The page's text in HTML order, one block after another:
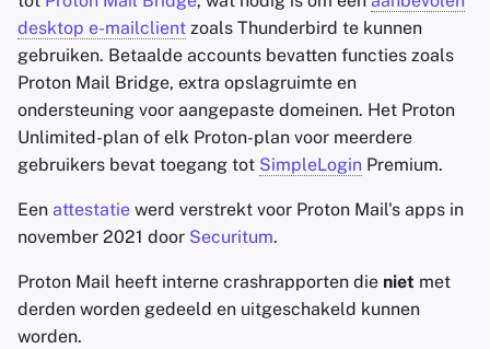
desktop e-mailclient zoals Thunderbird te kunnen
gebruiken. Betaalde accounts bevatten functies zoals
Proton Mail Bridge, extra opslagruimte en
ondersteuning voor aangepaste domeinen. Het Proton
Unlimited-plan of elk Proton-plan voor meerdere
gebruikers bevat toegang tot SimpleLogin Premium.
Een attestatie werd verstrekt voor Proton Mail's apps in
november 2021 door Securitum.
Proton Mail heeft interne crashrapporten die niet met
derden worden gedeeld en uitgeschakeld kunnen
worden.